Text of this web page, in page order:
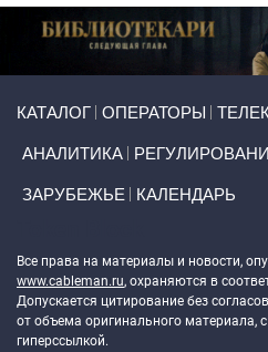
КАТАЛОГ ОПЕРАТОРЫ
АНАЛИТИКА
ЗАРУБЕЖЬЕ КАЛЕНДАРЬ
Все права на материалы и новости,
www.cableman.ru, охраняются в
Допускается цитирование без
от объема оригинального материала,
гиперссылкой.